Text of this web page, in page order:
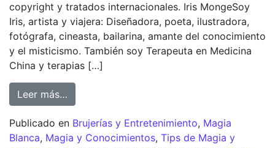
copyright y tratados internacionales. Iris MongeSoy
Iris, artista y viajera: Diseñadora, poeta, ilustradora,
fotógrafa, cineasta, bailarina, amante del conocimiento
y el misticismo. También soy Terapeuta en Medicina
China y terapias […]
Leer más…
Publicado en Brujerías y Entretenimiento, Magia
Blanca, Magia y Conocimientos, Tips de Magia y